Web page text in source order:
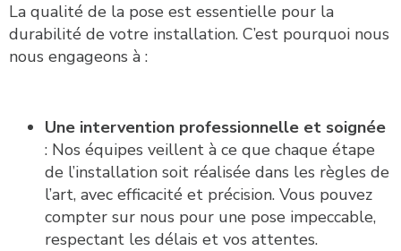
La qualité de la pose est essentielle pour la
durabilité de votre installation. C’est pourquoi nous
nous engageons à :
Une intervention professionnelle et soignée
: Nos équipes veillent à ce que chaque étape
de l’installation soit réalisée dans les règles de
l’art, avec efficacité et précision. Vous pouvez
compter sur nous pour une pose impeccable,
respectant les délais et vos attentes.